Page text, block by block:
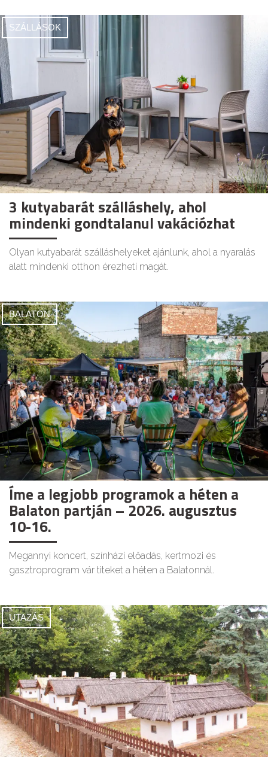
SZÁLLÁSOK
3 kutyabarát szálláshely, ahol
mindenki gondtalanul vakációzhat
Olyan kutyabarát szálláshelyeket ajánlunk, ahol a nyaralás
alatt mindenki otthon érezheti magát.
BALATON
Íme a legjobb programok a héten a
Balaton partján – 2026. augusztus
10-16.
Megannyi koncert, színházi előadás, kertmozi és
gasztroprogram vár titeket a héten a Balatonnál.
UTAZÁS